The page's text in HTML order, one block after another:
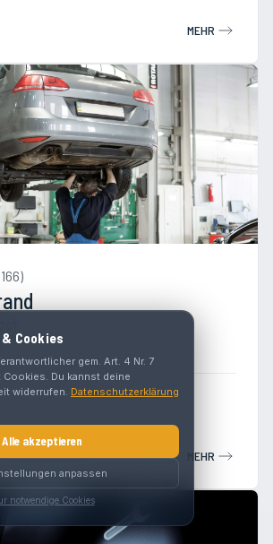
MEHR
166)
MEHR
Cookies
gem. Art. 4 Nr. 7
Cookies. Du kannst deine
widerrufen. Datenschutzerklärung
Alle akzeptieren
anpassen
notwendige Cookies